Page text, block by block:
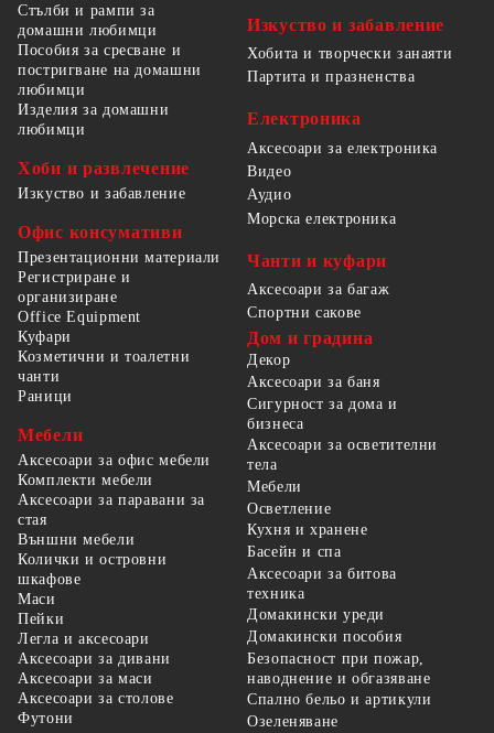
Стълби и рампи за
домашни любимци
Пособия за сресване и
постригване на домашни
любимци
Изделия за домашни
любимци
Хоби и развлечение
Изкуство и забавление
Офис консумативи
Презентационни материали
Регистриране и
организиране
Office Equipment
Изкуство и забавление
Хобита и творчески занаяти
Партита и празненства
Електроника
Аксесоари за електроника
Видео
Аудио
Морска електроника
Чанти и куфари
Аксесоари за багаж
Спортни сакове
Куфари
Козметични и тоалетни
чанти
Раници
Мебели
Аксесоари за офис мебели
Комплекти мебели
Аксесоари за паравани за
стая
Външни мебели
Колички и островни
шкафове
Маси
Пейки
Легла и аксесоари
Аксесоари за дивани
Аксесоари за маси
Аксесоари за столове
Футони
Дом и градина
Декор
Аксесоари за баня
Сигурност за дома и
бизнеса
Аксесоари за осветителни
тела
Мебели
Осветление
Кухня и хранене
Басейн и спа
Аксесоари за битова
техника
Домакински уреди
Домакински пособия
Безопасност при пожар,
наводнение и обгазяване
Спално бельо и артикули
Озеленяване